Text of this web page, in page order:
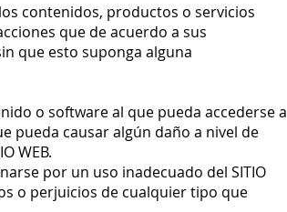
contenidos, productos o servicios
que de acuerdo a sus
que esto suponga alguna
o software al que pueda accederse a
pueda causar algún daño a nivel de
WEB.
por un uso inadecuado del SITIO
o perjuicios de cualquier tipo que